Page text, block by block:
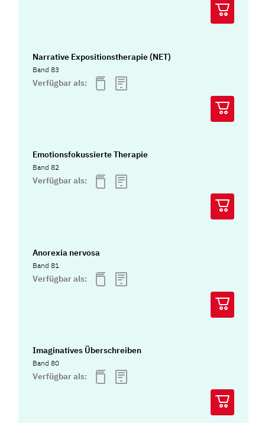
Narrative Expositionstherapie (NET)
Band 83
Verfügbar als:
Emotionsfokussierte Therapie
Band 82
Verfügbar als:
Anorexia nervosa
Band 81
Verfügbar als:
Imaginatives Überschreiben
Band 80
Verfügbar als: